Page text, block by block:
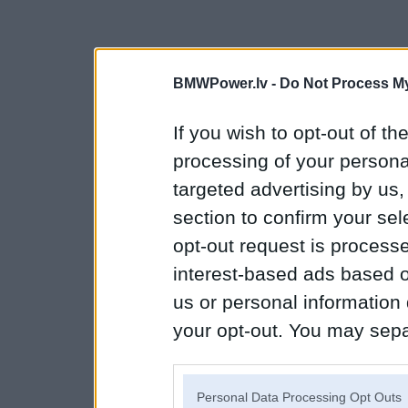
BMWPower.lv - Do Not Process
If you wish to opt-out of
processing of your
targeted advertising by
section to confirm your
opt-out request is
interest-based ads based
us or personal
your opt-out. You may
Personal Data Processing Opt Outs